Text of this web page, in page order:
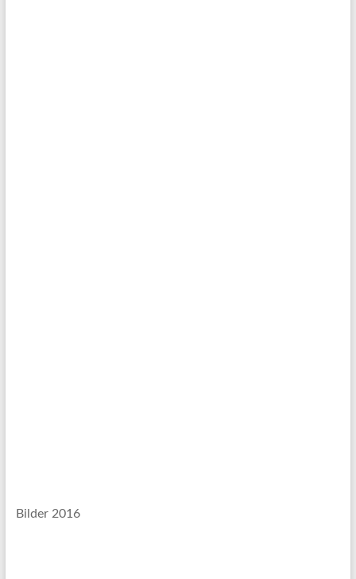
Bilder 2016